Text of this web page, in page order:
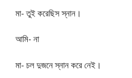
মা- তুই করেছিস স্নান।
আমি- না
মা- চল দুজনে স্নান করে নেই।